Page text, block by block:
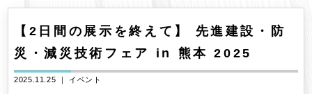
【2日間の展示を終えて】 先進建設・防
災・減災技術フェア in 熊本 2025
2025.11.25 ｜ イベント